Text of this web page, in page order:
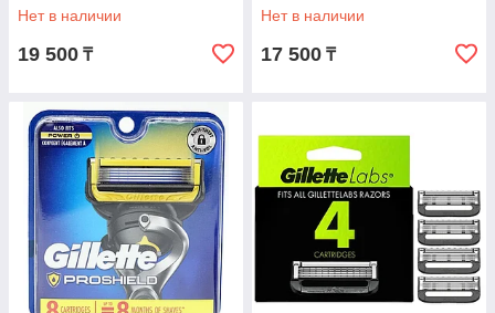
Нет в наличии
19 500 ₸
Нет в наличии
17 500 ₸